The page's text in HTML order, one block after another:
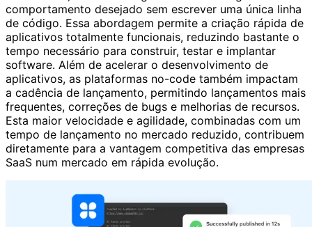
comportamento desejado sem escrever uma única linha
de código. Essa abordagem permite a criação rápida de
aplicativos totalmente funcionais, reduzindo bastante o
tempo necessário para construir, testar e implantar
software. Além de acelerar o desenvolvimento de
aplicativos, as plataformas no-code também impactam
a cadência de lançamento, permitindo lançamentos mais
frequentes, correções de bugs e melhorias de recursos.
Esta maior velocidade e agilidade, combinadas com um
tempo de lançamento no mercado reduzido, contribuem
diretamente para a vantagem competitiva das empresas
SaaS num mercado em rápida evolução.